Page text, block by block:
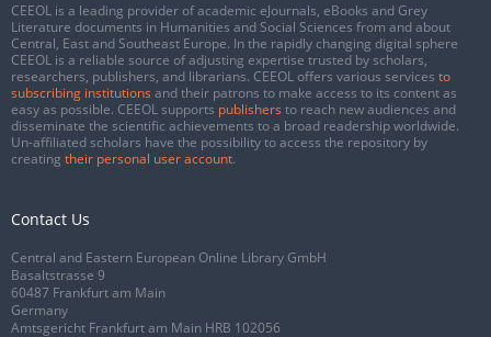
CEEOL is a leading provider of academic eJournals, eBooks and Grey
Literature documents in Humanities and Social Sciences from and about
Central, East and Southeast Europe. In the rapidly changing digital sphere
CEEOL is a reliable source of adjusting expertise trusted by scholars,
researchers, publishers, and librarians. CEEOL offers various services to
subscribing institutions and their patrons to make access to its content as
easy as possible. CEEOL supports publishers to reach new audiences and
disseminate the scientific achievements to a broad readership worldwide.
Un-affiliated scholars have the possibility to access the repository by
creating their personal user account.
Contact Us
Central and Eastern European Online Library GmbH
Basaltstrasse 9
60487 Frankfurt am Main
Germany
Amtsgericht Frankfurt am Main HRB 102056